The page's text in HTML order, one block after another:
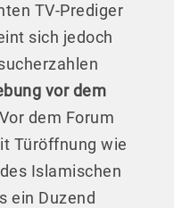
TV-Prediger
sich jedoch
vor dem
Vor dem Forum
Türöffnung wie
Islamischen
ein Duzend